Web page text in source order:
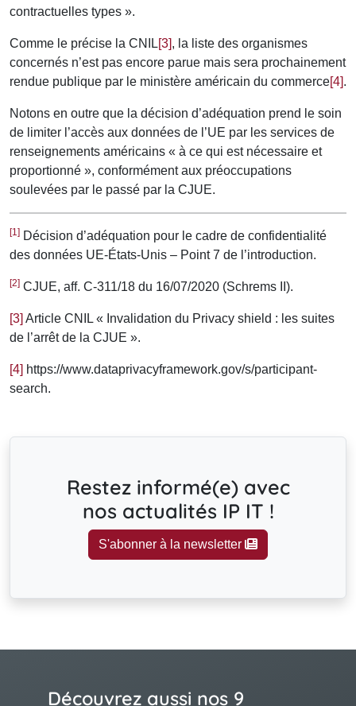
contractuelles types ».
Comme le précise la CNIL[3], la liste des organismes
concernés n’est pas encore parue mais sera prochainement
rendue publique par le ministère américain du commerce[4].
Notons en outre que la décision d’adéquation prend le soin
de limiter l’accès aux données de l’UE par les services de
renseignements américains « à ce qui est nécessaire et
proportionné », conformément aux préoccupations
soulevées par le passé par la CJUE.
[1] Décision d’adéquation pour le cadre de confidentialité
des données UE-États-Unis – Point 7 de l’introduction.
[2] CJUE, aff. C‑311/18 du 16/07/2020 (Schrems II).
[3] Article CNIL « Invalidation du Privacy shield : les suites
de l’arrêt de la CJUE ».
[4] https://www.dataprivacyframework.gov/s/participant-
search.
Restez informé(e) avec
nos actualités IP IT !
S'abonner à la newsletter
Découvrez aussi nos 9